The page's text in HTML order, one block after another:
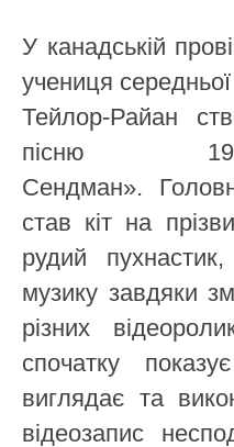
У канадській
учениця
Тейлор-Райан
пісню
Сендман».
став кіт на
рудий
музику завдяки
різних
спочатку
виглядає та
відеозапис